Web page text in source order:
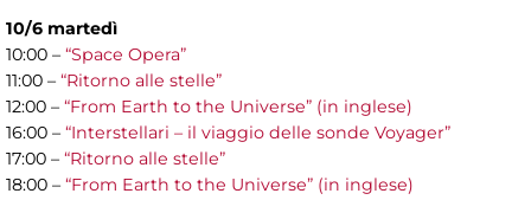
10/6 martedì
10:00 – “Space Opera”
11:00 – “Ritorno alle stelle”
12:00 – “From Earth to the Universe” (in inglese)
16:00 – “Interstellari – il viaggio delle sonde Voyager”
17:00 – “Ritorno alle stelle”
18:00 – “From Earth to the Universe” (in inglese)